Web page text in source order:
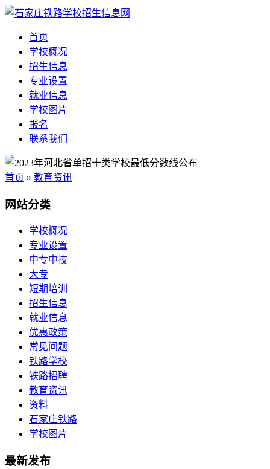
首页
学校概况
招生信息
专业设置
就业信息
学校图片
报名
联系我们
首页 » 教育资讯
网站分类
学校概况
专业设置
中专中技
大专
短期培训
招生信息
就业信息
优惠政策
常见问题
铁路学校
铁路招聘
教育资讯
资料
石家庄铁路
学校图片
最新发布